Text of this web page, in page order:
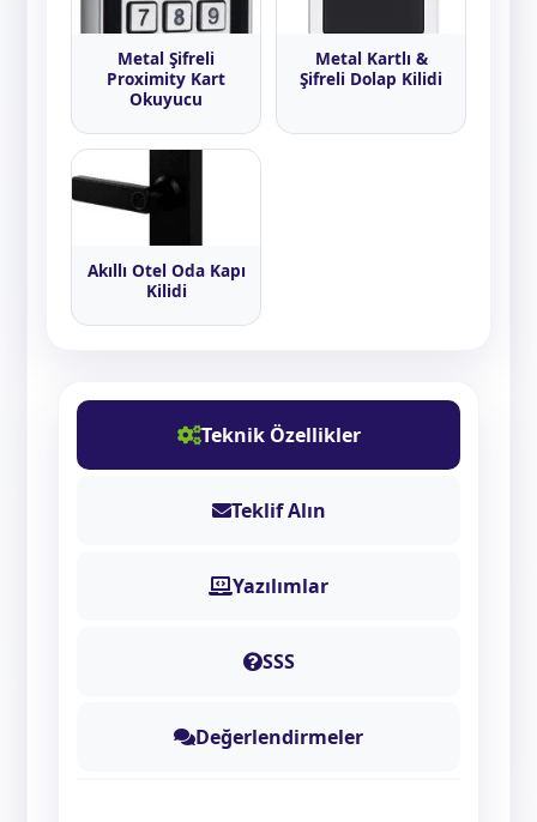
Teknik Özellikler
Teklif Alın
Yazılımlar
SSS
Değerlendirmeler
Metal Şifreli
Proximity Kart
Okuyucu
Metal Kartlı &
Şifreli Dolap Kilidi
Akıllı Otel Oda Kapı
Kilidi